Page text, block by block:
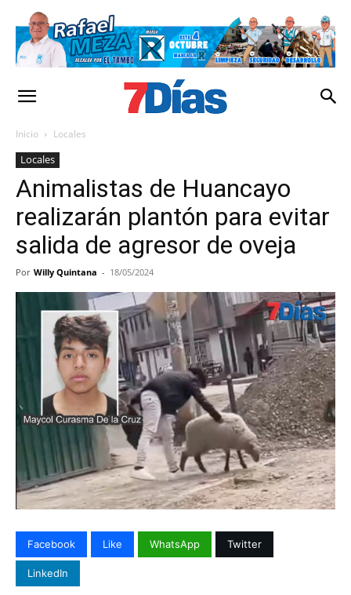
Inicio Locales
Locales
Animalistas de Huancayo
realizarán plantón para evitar
salida de agresor de oveja
Por Willy Quintana - 18/05/2024
Facebook Like WhatsApp Twitter
LinkedIn